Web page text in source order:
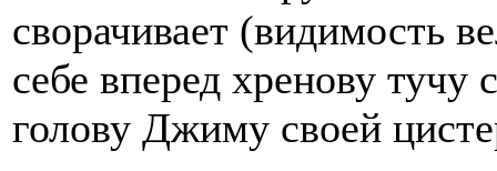
сворачивает (видимость
себе вперед хренову тучу
голову Джиму своей